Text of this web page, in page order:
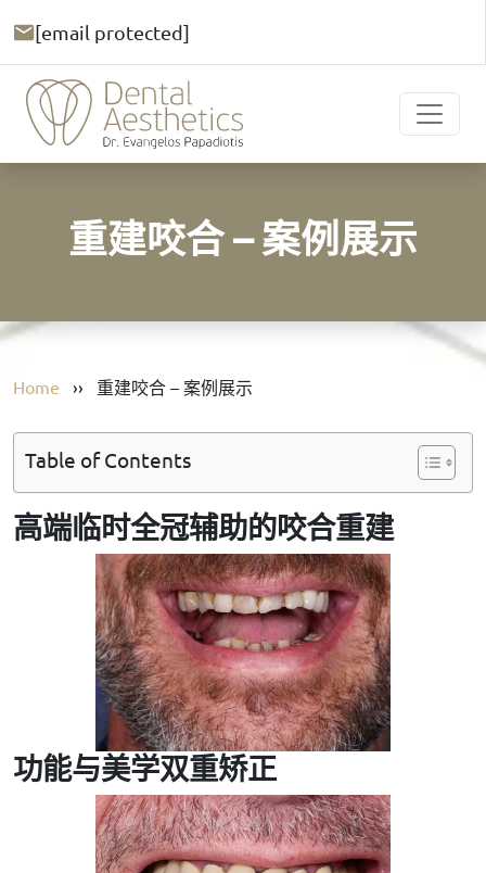
[email protected]
重建咬合 – 案例展示
Home ›› 重建咬合 – 案例展示
Table of Contents
高端临时全冠辅助的咬合重建
功能与美学双重矫正